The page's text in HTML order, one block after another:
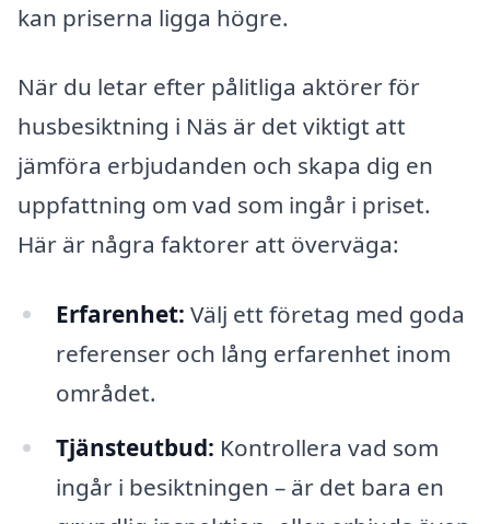
kan priserna ligga högre.
När du letar efter pålitliga aktörer för
husbesiktning i Näs är det viktigt att
jämföra erbjudanden och skapa dig en
uppfattning om vad som ingår i priset.
Här är några faktorer att överväga:
Erfarenhet: Välj ett företag med goda
referenser och lång erfarenhet inom
området.
Tjänsteutbud: Kontrollera vad som
ingår i besiktningen – är det bara en